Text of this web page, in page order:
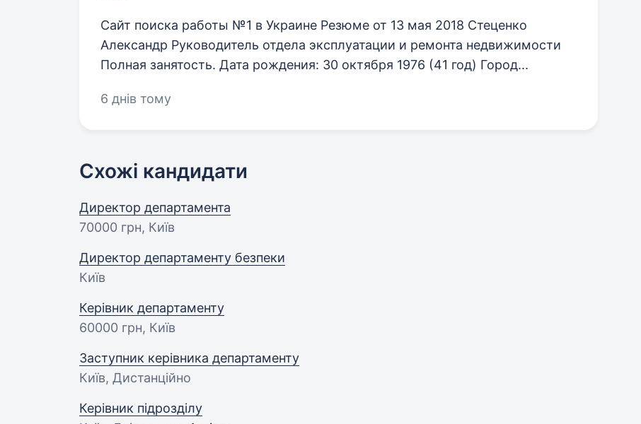
Сайт поиска работы №1 в Украине Резюме от 13 мая 2018 Стеценко
Александр Руководитель отдела эксплуатации и ремонта недвижимости
Полная занятость. Дата рождения: 30 октября 1976 (41 год) Город...
6 днів тому
Схожі кандидати
Директор департамента
70000 грн, Київ
Директор департаменту безпеки
Київ
Керівник департаменту
60000 грн, Київ
Заступник керівника департаменту
Київ, Дистанційно
Керівник підрозділу